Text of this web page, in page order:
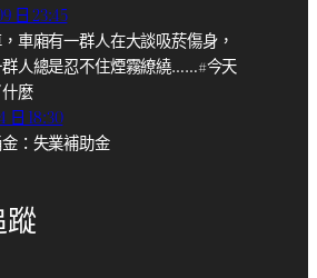
日 23:45
車廂有一群人在大談吸菸傷身，
人總是忍不住煙霧繚繞……#今天
麼
日 18:30
：失業補助金
蹤